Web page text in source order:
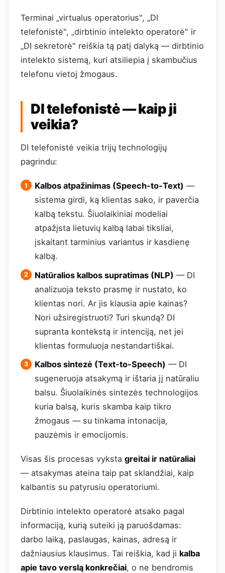
Terminai „virtualus operatorius", „DI
telefonistė", „dirbtinio intelekto operatorė" ir
„DI sekretorė" reiškia tą patį dalyką — dirbtinio
intelekto sistemą, kuri atsiliepia į skambučius
telefonu vietoj žmogaus.
DI telefonistė — kaip ji
veikia?
DI telefonistė veikia trijų technologijų
pagrindu:
Kalbos atpažinimas (Speech-to-Text) —
sistema girdi, ką klientas sako, ir paverčia
kalbą tekstu. Šiuolaikiniai modeliai
atpažįsta lietuvių kalbą labai tiksliai,
įskaitant tarminius variantus ir kasdienę
kalbą.
Natūralios kalbos supratimas (NLP) — DI
analizuoja teksto prasmę ir nustato, ko
klientas nori. Ar jis klausia apie kainas?
Nori užsiregistruoti? Turi skundą? DI
supranta kontekstą ir intenciją, net jei
klientas formuluoja nestandartiškai.
Kalbos sintezė (Text-to-Speech) — DI
sugeneruoja atsakymą ir ištaria jį natūraliu
balsu. Šiuolaikinės sintezės technologijos
kuria balsą, kuris skamba kaip tikro
žmogaus — su tinkama intonacija,
pauzėmis ir emocijomis.
Visas šis procesas vyksta greitai ir natūraliai
— atsakymas ateina taip pat sklandžiai, kaip
kalbantis su patyrusiu operatoriumi.
Dirbtinio intelekto operatorė atsako pagal
informaciją, kurią suteiki ją paruošdamas:
darbo laiką, paslaugas, kainas, adresą ir
dažniausius klausimus. Tai reiškia, kad ji kalba
apie tavo verslą konkrečiai, o ne bendromis